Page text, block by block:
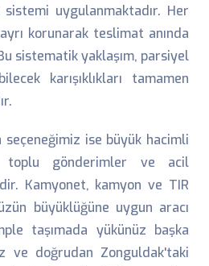
uygulanmaktadır. Her
korunarak teslimat anında
sistematik yaklaşım, parsiyel
karışıklıkları tamamen
ise büyük hacimli
toplu gönderimler ve acil
Kamyonet, kamyon ve TIR
büyüklüğüne uygun aracı
taşımada yükünüz başka
ve doğrudan Zonguldak'taki